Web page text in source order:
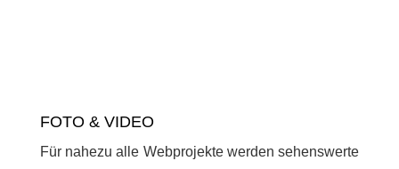
FOTO & VIDEO
Für nahezu alle Webprojekte werden sehenswerte